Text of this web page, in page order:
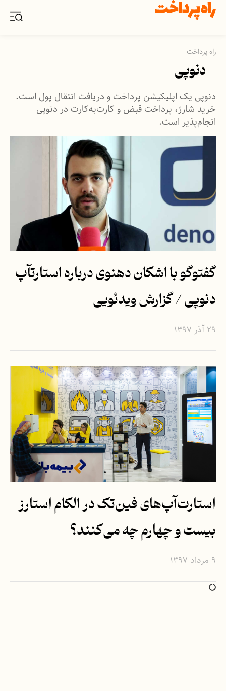
راه پرداخت
دنوپی
دنوپی یک اپلیکیشن پرداخت و دریافت انتقال پول است.
خرید شارژ، پرداخت قبض و کارت‌به‌کارت در دنوپی
انجام‌پذیر است.
گفت‎وگو با اشکان دهنوی درباره استارت‎آپ
دنوپی / گزارش ویدئویی
۲۹ آذر ۱۳۹۷
استارت‌آپ‌های فین‌تک در الکام استارز
بیست و چهارم چه می‌کنند؟
۹ مرداد ۱۳۹۷